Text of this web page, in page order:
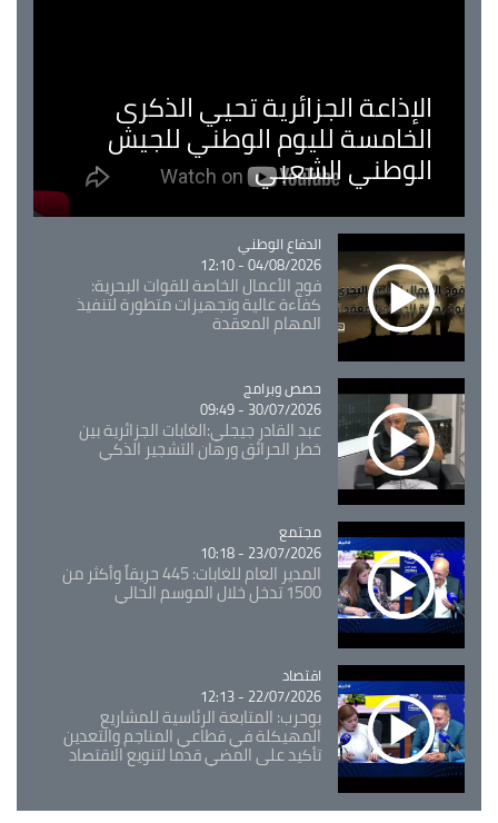
الإذاعة الجزائرية تحيي الذكرى
الخامسة لليوم الوطني للجيش
الوطني الشعبي
Catégorie
الدفاع الوطني
04/08/2026 - 12:10
فوج الأعمال الخاصة للقوات البحرية:
كفاءة عالية وتجهيزات متطورة لتنفيذ
المهام المعقدة
Catégorie
حصص وبرامج
30/07/2026 - 09:49
عبد القادر جيجلي:الغابات الجزائرية بين
خطر الحرائق ورهان التشجير الذكي
Catégorie
مجتمع
23/07/2026 - 10:18
المدير العام للغابات: 445 حريقاً وأكثر من
1500 تدخل خلال الموسم الحالي
Catégorie
اقتصاد
22/07/2026 - 12:13
بوحرب: المتابعة الرئاسية للمشاريع
المهيكلة في قطاعي المناجم والتعدين
تأكيد على المضي قدما لتنويع الاقتصاد